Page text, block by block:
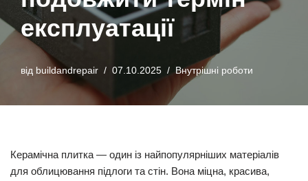
експлуатації
від buildandrepair 07.10.2025 Внутрішні роботи
Керамічна плитка — один із найпопулярніших матеріалів
для облицювання підлоги та стін. Вона міцна, красива,